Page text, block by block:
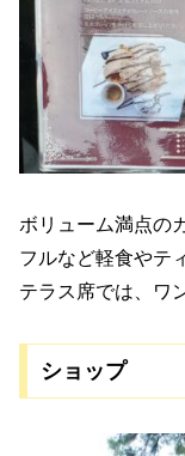
ボリューム満点の
フルなど軽食やテ
テラス席では、ワ
ショップ